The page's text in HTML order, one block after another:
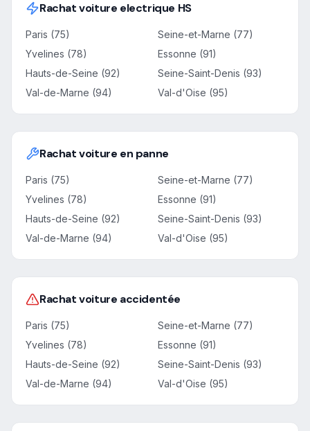
Rachat voiture electrique HS
Paris (75)
Seine-et-Marne (77)
Yvelines (78)
Essonne (91)
Hauts-de-Seine (92)
Seine-Saint-Denis (93)
Val-de-Marne (94)
Val-d'Oise (95)
Rachat voiture en panne
Paris (75)
Seine-et-Marne (77)
Yvelines (78)
Essonne (91)
Hauts-de-Seine (92)
Seine-Saint-Denis (93)
Val-de-Marne (94)
Val-d'Oise (95)
Rachat voiture accidentée
Paris (75)
Seine-et-Marne (77)
Yvelines (78)
Essonne (91)
Hauts-de-Seine (92)
Seine-Saint-Denis (93)
Val-de-Marne (94)
Val-d'Oise (95)